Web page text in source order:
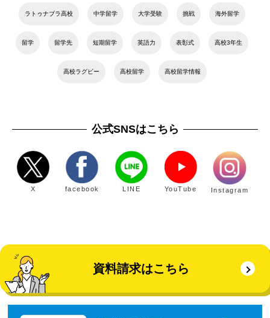
ラトゥナブラ高校 中学留学 大学受験 挑戦 海外留学
留学 留学先 短期留学 英語力 表彰式 高校3年生
高校ラグビー 高校留学 高校留学情報
公式SNSはこちら
X facebook LINE YouTube Instagram
資料請求はこちら